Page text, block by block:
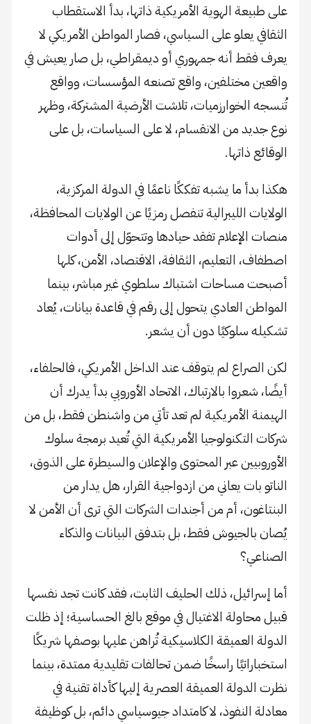
على طبيعة الهوية الأمريكية ذاتها، بدأ الاستقطاب
الثقافي يعلو على السياسي، فصار المواطن الأمريكي لا
يعرف فقط أنه جمهوري أو ديمقراطي، بل صار يعيش في
واقعين مختلفين، واقع تصنعه المؤسسات، وواقع
تُنسجه الخوارزميات، تلاشت الأرضية المشتركة، وظهر
نوع جديد من الانقسام، لا على السياسات، بل على
الوقائع ذاتها.
هكذا بدأ ما يشبه تفككًا ناعمًا في الدولة المركزية،
الولايات الليبرالية تنفصل رمزيًا عن الولايات المحافظة،
منصات الإعلام تفقد حيادها وتتحوّل إلى أدوات
اصطفاف، التعليم، الثقافة، الاقتصاد، الأمن، كلها
أصبحت مساحات اشتباك سلطوي غير مباشر، بينما
المواطن العادي يتحول إلى رقم في قاعدة بيانات، يُعاد
تشكيله سلوكيًا دون أن يشعر.
لكن الصراع لم يتوقف عند الداخل الأمريكي، فالحلفاء،
أيضًا، شعروا بالارتباك، الاتحاد الأوروبي بدأ يدرك أن
الهيمنة الأمريكية لم تعد تأتي من واشنطن فقط، بل من
شركات التكنولوجيا الأمريكية التي تُعيد برمجة سلوك
الأوروبيين عبر المحتوى والإعلان والسيطرة على الذوق،
الناتو بات يعاني من ازدواجية القرار، هل يدار من
البنتاغون، أم من أجندات الشركات التي ترى أن الأمن لا
يُصان بالجيوش فقط، بل بتدفق البيانات والذكاء
الصناعي؟
أما إسرائيل، ذلك الحليف الثابت، فقد كانت تجد نفسها
قبيل محاولة الاغتيال في موقع بالغ الحساسية؛ إذ ظلت
الدولة العميقة الكلاسيكية تُراهن عليها بوصفها شريكًا
استخباراتيًا راسخًا ضمن تحالفات تقليدية ممتدة، بينما
نظرت الدولة العميقة العصرية إليها كأداة تقنية في
معادلة النفوذ، لا كامتداد جيوسياسي دائم، بل كوظيفة